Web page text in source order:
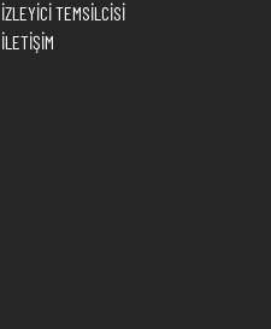
İZLEYİCİ TEMSİLCİSİ
İLETİŞİM